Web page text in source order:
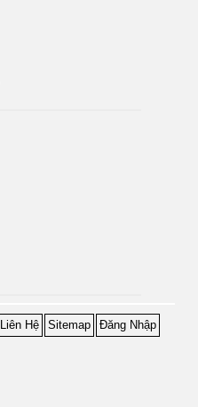
Liên Hệ Sitemap
Đăng Nhập